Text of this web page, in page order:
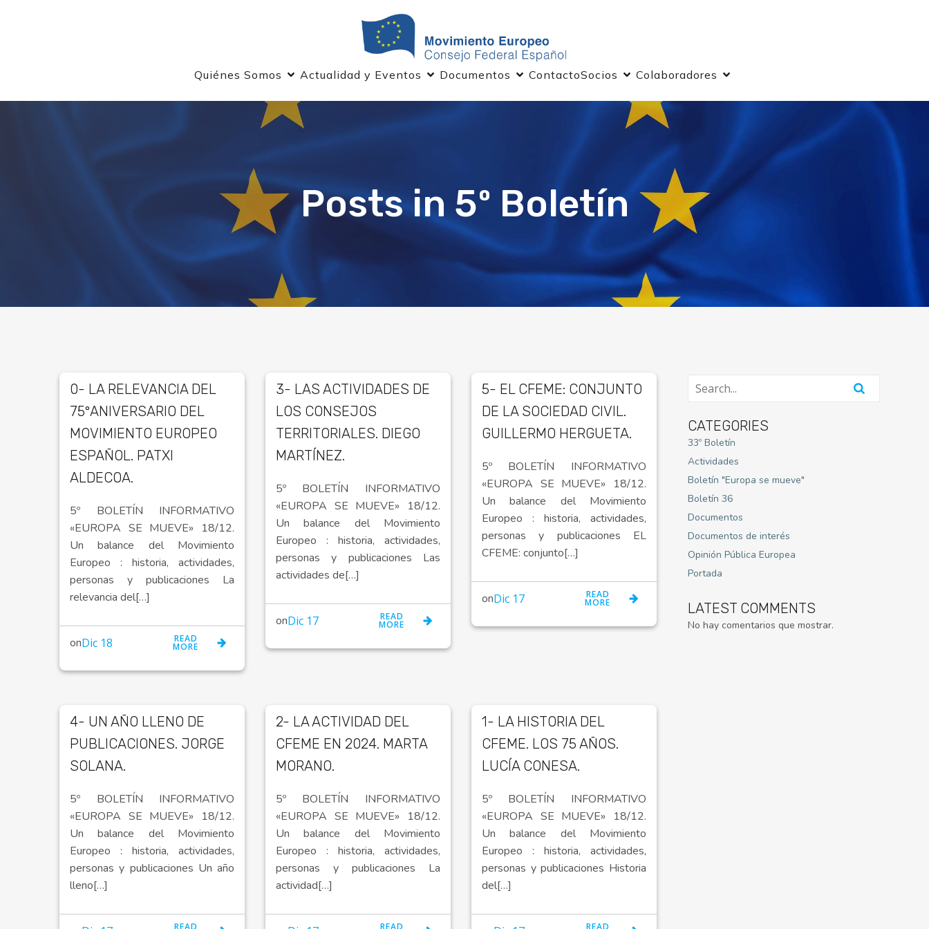
Quiénes Somos Actualidad y Eventos Documentos ContactoSocios Colaboradores
Posts in 5º Boletín
0- LA RELEVANCIA DEL
75ºANIVERSARIO DEL
MOVIMIENTO EUROPEO
ESPAÑOL. PATXI
ALDECOA.
5º BOLETÍN INFORMATIVO
«EUROPA SE MUEVE» 18/12.
Un balance del Movimiento
Europeo : historia, actividades,
personas y publicaciones La
relevancia del[…]
onDic 18 READ
MORE
3- LAS ACTIVIDADES DE
LOS CONSEJOS
TERRITORIALES. DIEGO
MARTÍNEZ.
5º BOLETÍN INFORMATIVO
«EUROPA SE MUEVE» 18/12.
Un balance del Movimiento
Europeo : historia, actividades,
personas y publicaciones Las
actividades de[…]
onDic 17 READ
MORE
5- EL CFEME: CONJUNTO
DE LA SOCIEDAD CIVIL.
GUILLERMO HERGUETA.
5º BOLETÍN INFORMATIVO
«EUROPA SE MUEVE» 18/12.
Un balance del Movimiento
Europeo : historia, actividades,
personas y publicaciones EL
CFEME: conjunto[…]
onDic 17 READ
MORE
4- UN AÑO LLENO DE
PUBLICACIONES. JORGE
SOLANA.
5º BOLETÍN INFORMATIVO
«EUROPA SE MUEVE» 18/12.
Un balance del Movimiento
Europeo : historia, actividades,
personas y publicaciones Un año
lleno[…]
READ
2- LA ACTIVIDAD DEL
CFEME EN 2024. MARTA
MORANO.
5º BOLETÍN INFORMATIVO
«EUROPA SE MUEVE» 18/12.
Un balance del Movimiento
Europeo : historia, actividades,
personas y publicaciones La
actividad[…]
READ
1- LA HISTORIA DEL
CFEME. LOS 75 AÑOS.
LUCÍA CONESA.
5º BOLETÍN INFORMATIVO
«EUROPA SE MUEVE» 18/12.
Un balance del Movimiento
Europeo : historia, actividades,
personas y publicaciones Historia
del[…]
READ
CATEGORIES
33º Boletín
Actividades
Boletín "Europa se mueve"
Boletín 36
Documentos
Documentos de interés
Opinión Pública Europea
Portada
LATEST COMMENTS
No hay comentarios que mostrar.